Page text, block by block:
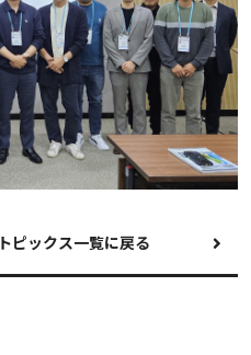
トピックス一覧に戻る